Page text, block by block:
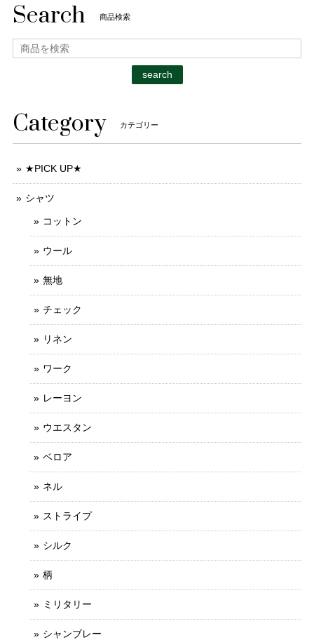
Search 商品検索
search
Category カテゴリー
★PICK UP★
シャツ
コットン
ウール
無地
チェック
リネン
ワーク
レーヨン
ウエスタン
ベロア
ネル
ストライプ
シルク
柄
ミリタリー
シャンブレー